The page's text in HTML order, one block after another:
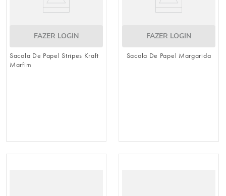
FAZER LOGIN
Sacola De Papel Stripes Kraft
Marfim
FAZER LOGIN
Sacola De Papel Margarida